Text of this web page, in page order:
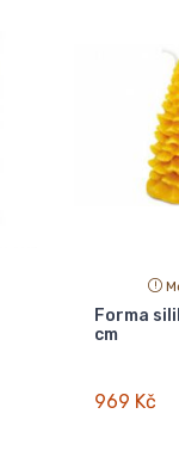
Forma
cm
969 Kč